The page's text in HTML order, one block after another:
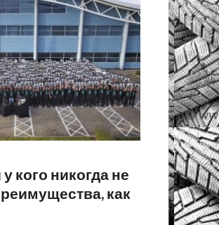
кого никогда не
как